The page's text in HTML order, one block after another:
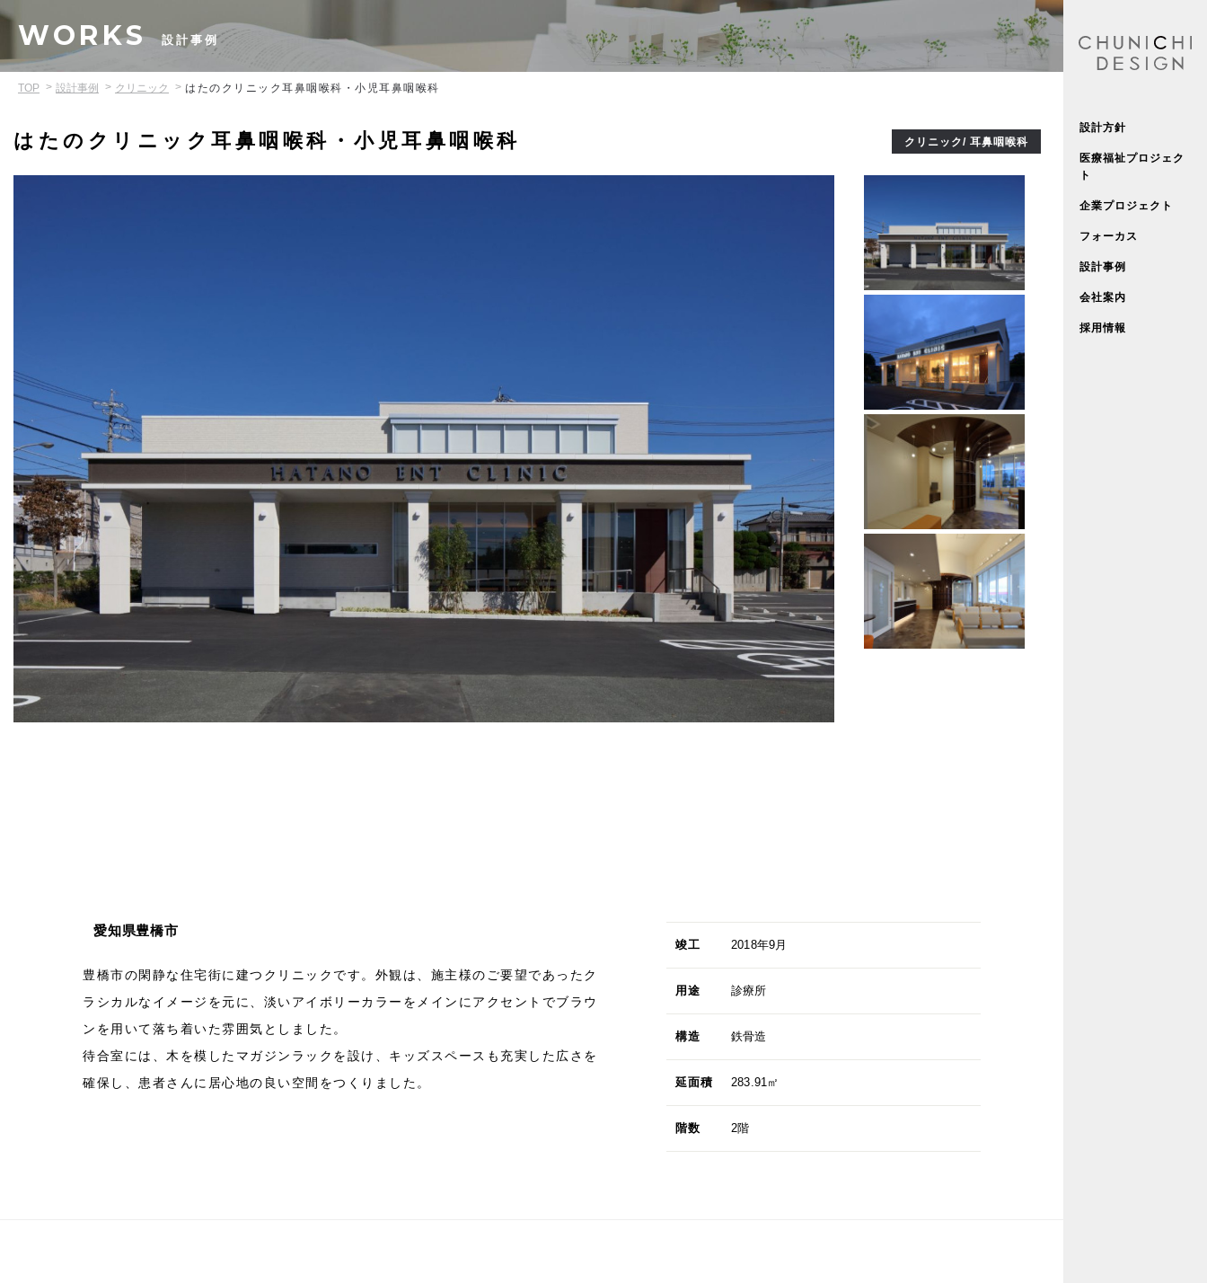
設計方針
医療福祉プロジェク
ト
企業プロジェクト
フォーカス
設計事例
会社案内
採用情報
WORKS 設計事例
TOP 設計事例 クリニック はたのクリニック耳鼻咽喉科・小児耳鼻咽喉科
クリニック/ 耳鼻咽喉科
はたのクリニック耳鼻咽喉科・小児耳鼻咽喉科
愛知県豊橋市
豊橋市の閑静な住宅街に建つクリニックです。外観は、施主様のご要望であったク
ラシカルなイメージを元に、淡いアイボリーカラーをメインにアクセントでブラウ
ンを用いて落ち着いた雰囲気としました。
待合室には、木を模したマガジンラックを設け、キッズスペースも充実した広さを
確保し、患者さんに居心地の良い空間をつくりました。
竣工 2018年9月
用途 診療所
構造 鉄骨造
延面積 283.91㎡
階数 2階